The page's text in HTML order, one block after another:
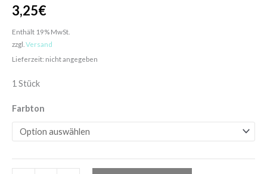
3,25€
Enthält 19% MwSt.
zzgl. Versand
Lieferzeit: nicht angegeben
1 Stück
Farbton